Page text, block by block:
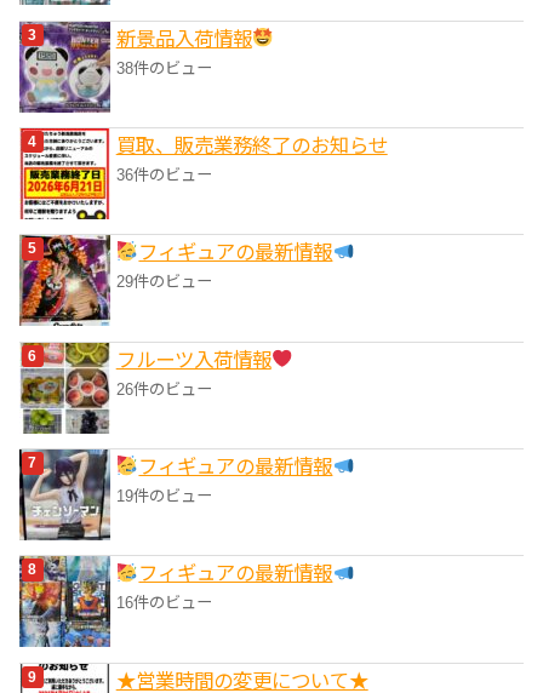
‎新景品入荷情報
38件のビュー
買取、販売業務終了のお知らせ
36件のビュー
フィギュアの最新情報
29件のビュー
フルーツ入荷情報
26件のビュー
フィギュアの最新情報
19件のビュー
フィギュアの最新情報
16件のビュー
★営業時間の変更について★